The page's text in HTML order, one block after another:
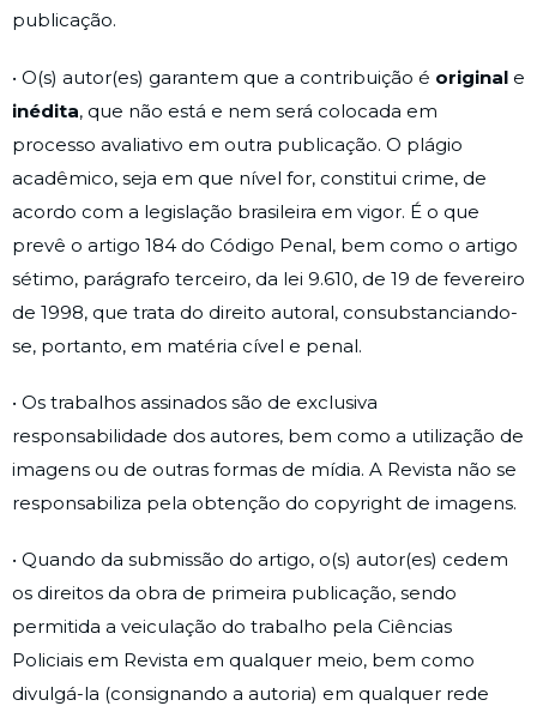
publicação.
• O(s) autor(es) garantem que a contribuição é original e
inédita, que não está e nem será colocada em
processo avaliativo em outra publicação. O plágio
acadêmico, seja em que nível for, constitui crime, de
acordo com a legislação brasileira em vigor. É o que
prevê o artigo 184 do Código Penal, bem como o artigo
sétimo, parágrafo terceiro, da lei 9.610, de 19 de fevereiro
de 1998, que trata do direito autoral, consubstanciando-
se, portanto, em matéria cível e penal.
• Os trabalhos assinados são de exclusiva
responsabilidade dos autores, bem como a utilização de
imagens ou de outras formas de mídia. A Revista não se
responsabiliza pela obtenção do copyright de imagens.
• Quando da submissão do artigo, o(s) autor(es) cedem
os direitos da obra de primeira publicação, sendo
permitida a veiculação do trabalho pela Ciências
Policiais em Revista em qualquer meio, bem como
divulgá-la (consignando a autoria) em qualquer rede